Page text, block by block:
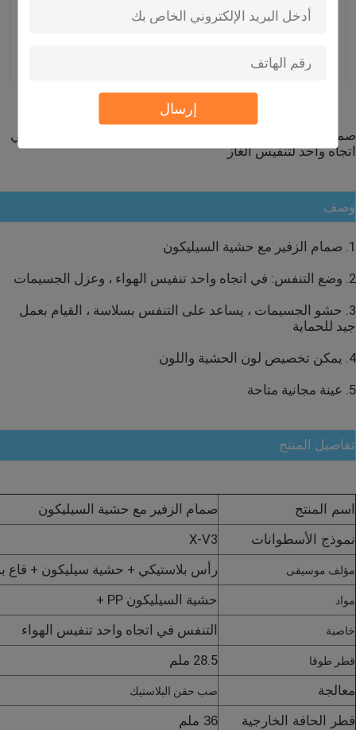
إرسال
الكأس التجميلية
بطانات غطاء الختم
نصائح الأظافر الزائفة
غطاء رقائق الألومنيوم
طريقة واحدة صمام التفريغ
صمام القهوة
صنبور الحقائب السائلة
القهوة كبسولات قرنة
كبسولات القهوة الفورية
كبسولة وصفة حزمة
تنفيس الهواء
للتنفس للقطن الجزيئي
صمام حشو جسيمات سريع التسليم مع حشية من السيليكون في
اتجاه واحد لتنفيس الغاز
وصف
1. صمام الزفير مع حشية السيليكون
2. وضع التنفس: في اتجاه واحد تنفيس الهواء ، وعزل الجسيمات
3. حشو الجسيمات ، يساعد على التنفس بسلاسة ، القيام بعمل
جيد للحماية
4. يمكن تخصيص لون الحشية واللون
5. عينة مجانية متاحة
تفاصيل المنتج
اسم المنتج صمام الزفير مع حشية السيليكون
نموذج الأسطوانات X-V3
مؤلف موسيقى رأس بلاستيكي + حشية سيليكون + قاع
مواد حشية السيليكون PP +
خاصية التنفس في اتجاه واحد تنفيس الهواء
قطر طوقا
28.5 ملم
معالجة
صب حقن البلاستيك
قطر الحافة الخارجية 36 ملم